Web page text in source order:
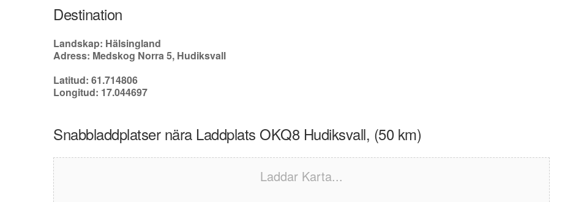
Destination
Landskap: Hälsingland
Adress: Medskog Norra 5, Hudiksvall
Latitud: 61.714806
Longitud: 17.044697
Snabbladdplatser nära Laddplats OKQ8 Hudiksvall, (50 km)
Laddar Karta...